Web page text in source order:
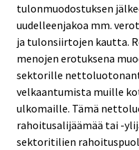
tulonmuodostuksen
uudelleenjakoa mm.
ja tulonsiirtojen kautta.
menojen erotuksena
sektorille
velkaantumista muille
ulkomaille. Tämä
rahoitusalijäämää tai -
sektoritilien